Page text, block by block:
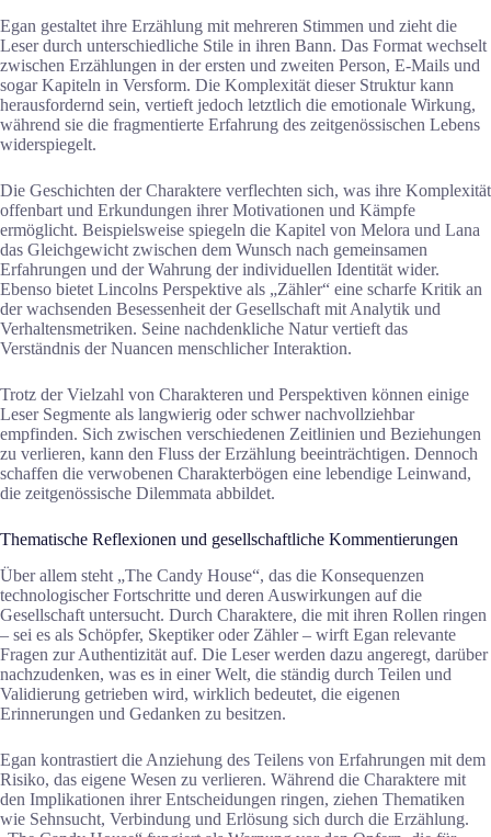
Egan gestaltet ihre Erzählung mit mehreren Stimmen und zieht die
Leser durch unterschiedliche Stile in ihren Bann. Das Format wechselt
zwischen Erzählungen in der ersten und zweiten Person, E-Mails und
sogar Kapiteln in Versform. Die Komplexität dieser Struktur kann
herausfordernd sein, vertieft jedoch letztlich die emotionale Wirkung,
während sie die fragmentierte Erfahrung des zeitgenössischen Lebens
widerspiegelt.
Die Geschichten der Charaktere verflechten sich, was ihre Komplexität
offenbart und Erkundungen ihrer Motivationen und Kämpfe
ermöglicht. Beispielsweise spiegeln die Kapitel von Melora und Lana
das Gleichgewicht zwischen dem Wunsch nach gemeinsamen
Erfahrungen und der Wahrung der individuellen Identität wider.
Ebenso bietet Lincolns Perspektive als „Zähler“ eine scharfe Kritik an
der wachsenden Besessenheit der Gesellschaft mit Analytik und
Verhaltensmetriken. Seine nachdenkliche Natur vertieft das
Verständnis der Nuancen menschlicher Interaktion.
Trotz der Vielzahl von Charakteren und Perspektiven können einige
Leser Segmente als langwierig oder schwer nachvollziehbar
empfinden. Sich zwischen verschiedenen Zeitlinien und Beziehungen
zu verlieren, kann den Fluss der Erzählung beeinträchtigen. Dennoch
schaffen die verwobenen Charakterbögen eine lebendige Leinwand,
die zeitgenössische Dilemmata abbildet.
Thematische Reflexionen und gesellschaftliche Kommentierungen
Über allem steht „The Candy House“, das die Konsequenzen
technologischer Fortschritte und deren Auswirkungen auf die
Gesellschaft untersucht. Durch Charaktere, die mit ihren Rollen ringen
– sei es als Schöpfer, Skeptiker oder Zähler – wirft Egan relevante
Fragen zur Authentizität auf. Die Leser werden dazu angeregt, darüber
nachzudenken, was es in einer Welt, die ständig durch Teilen und
Validierung getrieben wird, wirklich bedeutet, die eigenen
Erinnerungen und Gedanken zu besitzen.
Egan kontrastiert die Anziehung des Teilens von Erfahrungen mit dem
Risiko, das eigene Wesen zu verlieren. Während die Charaktere mit
den Implikationen ihrer Entscheidungen ringen, ziehen Thematiken
wie Sehnsucht, Verbindung und Erlösung sich durch die Erzählung.